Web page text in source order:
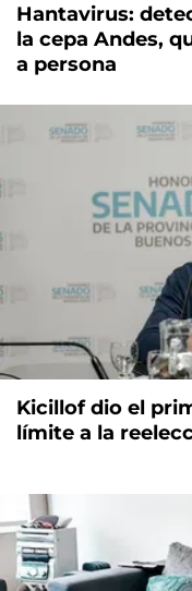
Hantavirus:
la cepa Andes,
a persona
Kicillof dio el
límite a la